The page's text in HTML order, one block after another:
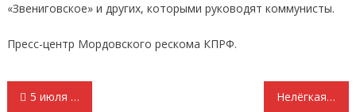
«Звениговское» и других, которыми руководят коммунисты.
Пресс-центр Мордовского рескома КПРФ.
Навигация
5 июля в Подмосковье состоялся XIX Съезд КПРФ Нелёгкая судьба «детей войны»